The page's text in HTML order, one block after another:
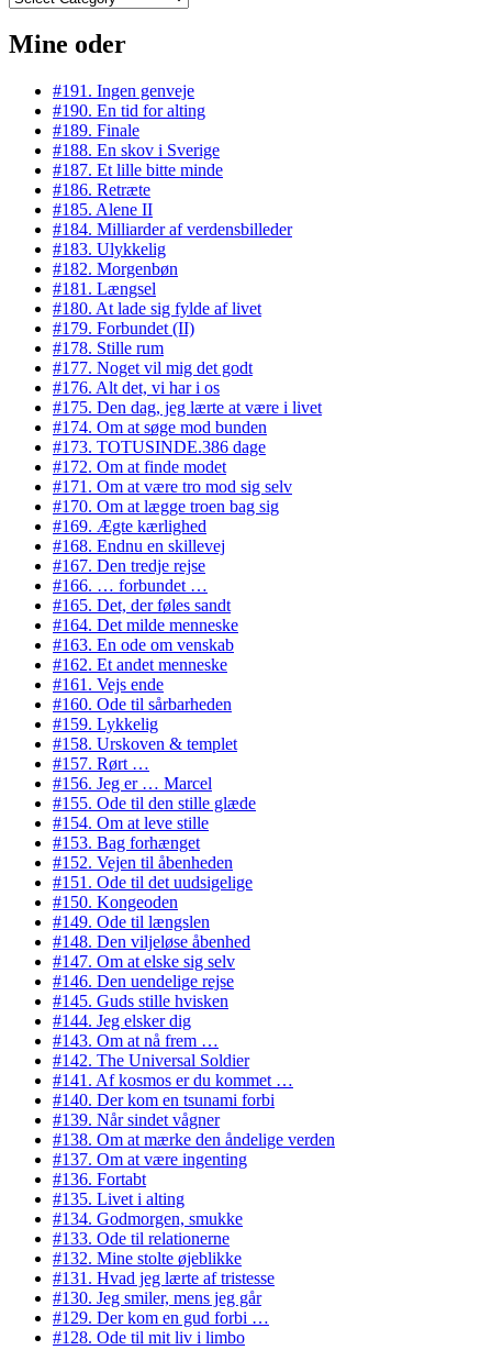
Mine oder
#191. Ingen genveje
#190. En tid for alting
#189. Finale
#188. En skov i Sverige
#187. Et lille bitte minde
#186. Retræte
#185. Alene II
#184. Milliarder af verdensbilleder
#183. Ulykkelig
#182. Morgenbøn
#181. Længsel
#180. At lade sig fylde af livet
#179. Forbundet (II)
#178. Stille rum
#177. Noget vil mig det godt
#176. Alt det, vi har i os
#175. Den dag, jeg lærte at være i livet
#174. Om at søge mod bunden
#173. TOTUSINDE.386 dage
#172. Om at finde modet
#171. Om at være tro mod sig selv
#170. Om at lægge troen bag sig
#169. Ægte kærlighed
#168. Endnu en skillevej
#167. Den tredje rejse
#166. … forbundet …
#165. Det, der føles sandt
#164. Det milde menneske
#163. En ode om venskab
#162. Et andet menneske
#161. Vejs ende
#160. Ode til sårbarheden
#159. Lykkelig
#158. Urskoven & templet
#157. Rørt …
#156. Jeg er … Marcel
#155. Ode til den stille glæde
#154. Om at leve stille
#153. Bag forhænget
#152. Vejen til åbenheden
#151. Ode til det uudsigelige
#150. Kongeoden
#149. Ode til længslen
#148. Den viljeløse åbenhed
#147. Om at elske sig selv
#146. Den uendelige rejse
#145. Guds stille hvisken
#144. Jeg elsker dig
#143. Om at nå frem …
#142. The Universal Soldier
#141. Af kosmos er du kommet …
#140. Der kom en tsunami forbi
#139. Når sindet vågner
#138. Om at mærke den åndelige verden
#137. Om at være ingenting
#136. Fortabt
#135. Livet i alting
#134. Godmorgen, smukke
#133. Ode til relationerne
#132. Mine stolte øjeblikke
#131. Hvad jeg lærte af tristesse
#130. Jeg smiler, mens jeg går
#129. Der kom en gud forbi …
#128. Ode til mit liv i limbo